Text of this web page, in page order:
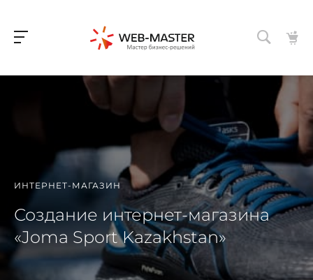
ИНТЕРНЕТ-МАГАЗИН
Создание интернет-магазина
«Joma Sport Kazakhstan»